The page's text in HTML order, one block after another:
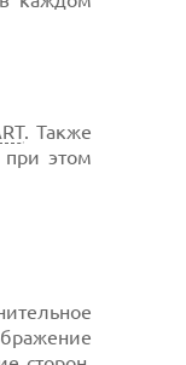
. Также
при этом